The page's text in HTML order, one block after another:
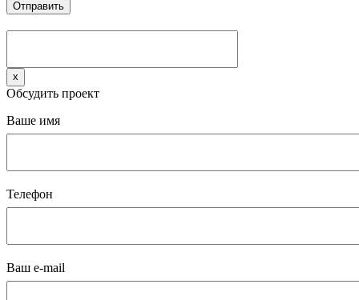
x
Обсудить проект
Ваше имя
Телефон
Ваш e-mail